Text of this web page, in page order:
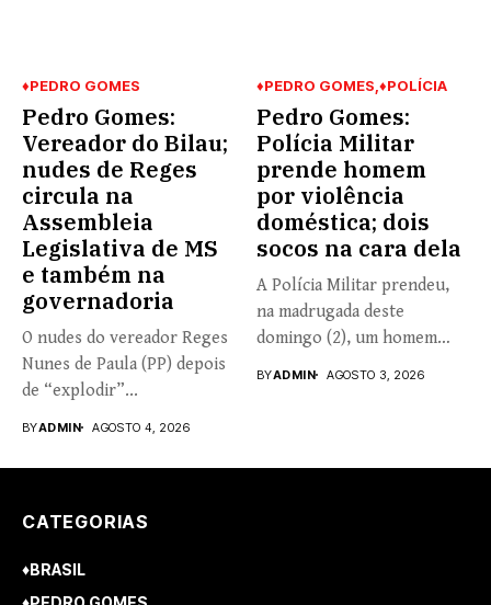
♦PEDRO GOMES
Pedro Gomes:
Vereador do Bilau;
nudes de Reges
circula na
Assembleia
Legislativa de MS
e também na
governadoria
O nudes do vereador Reges
Nunes de Paula (PP) depois
de “explodir”...
BYADMIN AGOSTO 4, 2026
♦PEDRO GOMES ♦POLÍCIA
Pedro Gomes:
Polícia Militar
prende homem
por violência
doméstica; dois
socos na cara dela
A Polícia Militar prendeu,
na madrugada deste
domingo (2), um homem
BYADMIN AGOSTO 3, 2026
CATEGORIAS
♦BRASIL